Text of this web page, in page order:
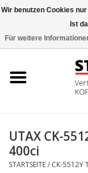
Büromaschinen-
Toner
UTAX CK-
400ci
STARTSEITE/ CK-5512Y
Wir benutzen Cookies
Ist
Für weitere